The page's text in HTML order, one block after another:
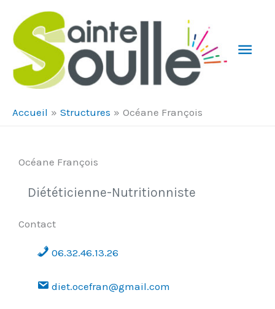
Accueil Structures Océane François
Océane François
Diététicienne-Nutritionniste
Contact
06.32.46.13.26
diet.ocefran@gmail.com